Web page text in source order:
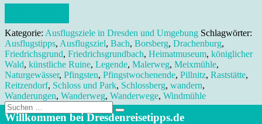
Kategorie: Ausflugsziele in Dresden und Umgebung Schlagwörter:
Ausflugstipps, Ausflugsziel, Bach, Borsberg, Drachenburg,
Friedrichsgrund, Friedrichsgrundbach, Heimatmuseum, königlicher
Wald, künstliche Ruine, Legende, Malerweg, Meixmühle,
Naturgewässer, Pfingsten, Pfingstwochenende, Pillnitz, Raststätte,
Reitzendorf, Schloss und Park, Schlossberg, wandern,
Wanderungen, Wanderweg, Wanderwege, Windmühle
Suche
nach:
Willkommen bei Dresdenreisetipps.de